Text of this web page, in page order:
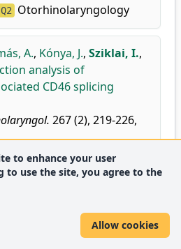
Q2 Otorhinolaryngology
A., Kónya, J., Sziklai, I.,
analysis of
CD46 splicing
267 (2), 219-226,
Q1 Medicine
Otorhinolaryngology
to enhance your user
to use the site, you agree to the
Allow cookies